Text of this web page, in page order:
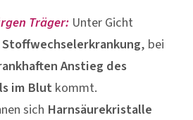
Träger:Unter Gicht
Stoffwechselerkrankung, bei
Anstieg des
im Blutkommt.
sich Harnsäurekristalle